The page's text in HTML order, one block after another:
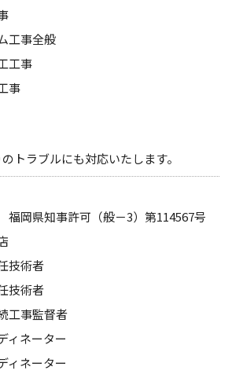
工事全般
工事
事
トラブルにも対応いたします。
岡県知事許可（般－3）第114567号
技術者
技術者
工事監督者
ィネーター
ィネーター